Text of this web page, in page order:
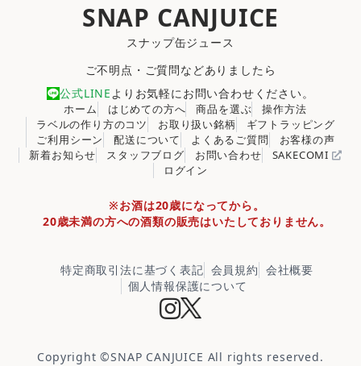
SNAP CANJUICE
スナップ缶ジュース
ご不明点・ご質問などありましたら
公式LINEよりお気軽にお問い合わせください。
ホーム はじめての方へ 商品を選ぶ
操作方法
ラベルの作り方のコツ
お取り扱い銘柄
ギフトラッピング
ご利用シーン
配送について よくあるご質問
お客様の声
新着お知らせ
スタッフブログ お問い合わせ
SAKECOMI
ログイン
※お酒は20歳になってから。
20歳未満の方への酒類の販売はいたしておりません。
特定商取引法に基づく表記 会員規約 会社概要
個人情報保護について
Copyright ©SNAP CANJUICE All rights reserved.